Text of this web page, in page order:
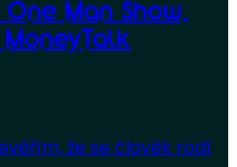
Man Show,